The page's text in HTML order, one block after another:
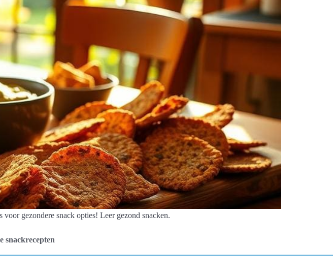
gezondere snack opties! Leer gezond snacken.
snackrecepten